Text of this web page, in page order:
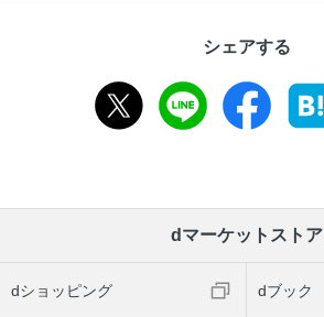
シェアする
dマーケットストア
dショッピング dブック